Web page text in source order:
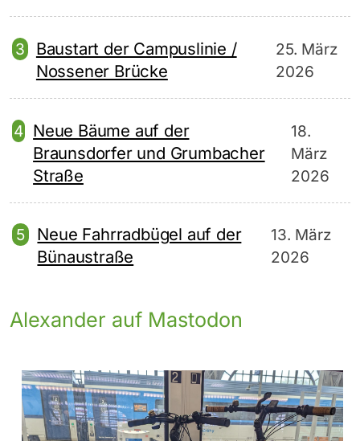
Baustart der Campuslinie /
Nossener Brücke
25. März
2026
Neue Bäume auf der
Braunsdorfer und Grumbacher
Straße
18.
März
2026
Neue Fahrradbügel auf der
Bünaustraße
13. März
2026
Alexander auf Mastodon